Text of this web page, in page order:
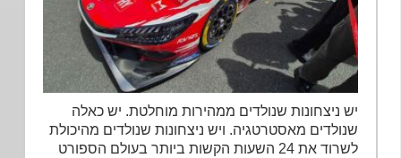
יש ניצחונות שנולדים ממהירות מוחלטת. יש כאלה
שנולדים מאסטרטגיה. ויש ניצחונות שנולדים מהיכולת
לשרוד את 24 השעות הקשות ביותר בעולם הספורט